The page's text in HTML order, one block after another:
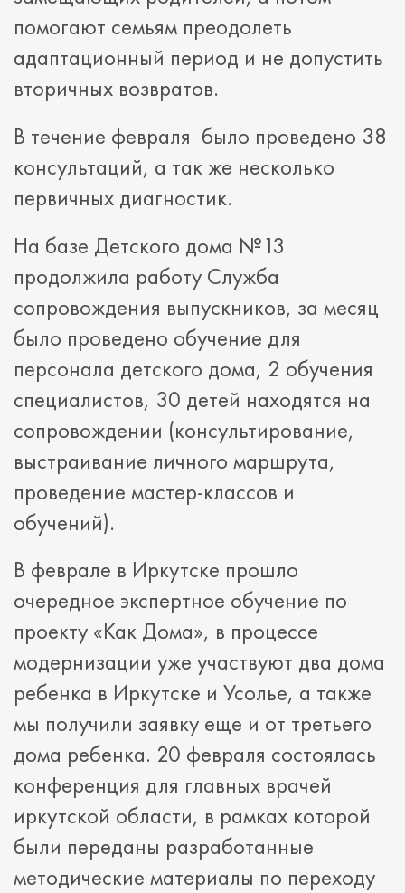
помогают семьям преодолеть
адаптационный период и не допустить
вторичных возвратов.
В течение февраля было проведено 38
консультаций, а так же несколько
первичных диагностик.
На базе Детского дома №13
продолжила работу Служба
сопровождения выпускников, за месяц
было проведено обучение для
персонала детского дома, 2 обучения
специалистов, 30 детей находятся на
сопровождении (консультирование,
выстраивание личного маршрута,
проведение мастер-классов и
обучений).
В феврале в Иркутске прошло
очередное экспертное обучение по
проекту «Как Дома», в процессе
модернизации уже участвуют два дома
ребенка в Иркутске и Усолье, а также
мы получили заявку еще и от третьего
дома ребенка. 20 февраля состоялась
конференция для главных врачей
иркутской области, в рамках которой
были переданы разработанные
методические материалы по переходу